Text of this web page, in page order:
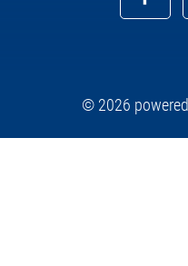
© 2026